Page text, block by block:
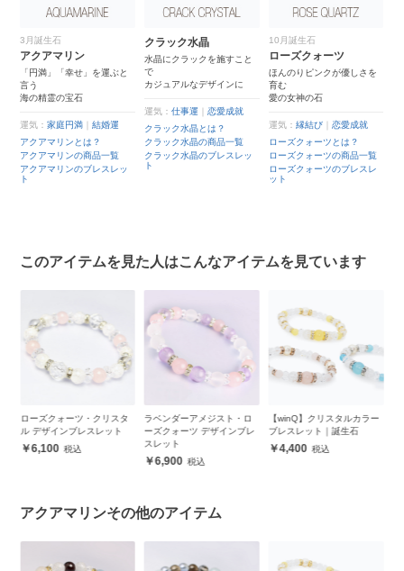
クラック水晶
水晶にクラックを施すこと
で
カジュアルなデザインに
クラック水晶とは？
クラック水晶の商品一覧
クラック水晶のブレスレッ
ト
10月誕生石
ローズクォーツ
ほんのりピンクが優しさを
育む
運気： 縁結び ｜ 恋愛成就
ローズクォーツとは？
ローズクォーツの商品一覧
ローズクォーツのブレスレ
4月誕生石
クリスタル（本水晶）
あらゆる運気を高めるとさ
れる
世界中が認めるパワースト
運気：仕事運 ｜ 恋愛成就
クリスタル（本水晶）と
は？
クリスタル（本水晶）の商
このアイテムを見た人はこんなアイテムを見ています
ラベンダーアメジスト・ロ
ーズクォーツ デザインブレ
スレット
【winQ】クリスタルカラー
ブレスレット｜誕生石
4,400
アクアマリン・ラベンダー
アメジスト デザインブレス
レット
アクアマリンその他のアイテム